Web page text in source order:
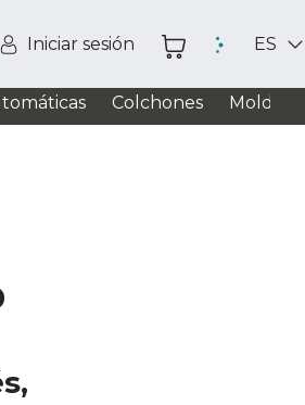
Iniciar sesión ES
Colchones